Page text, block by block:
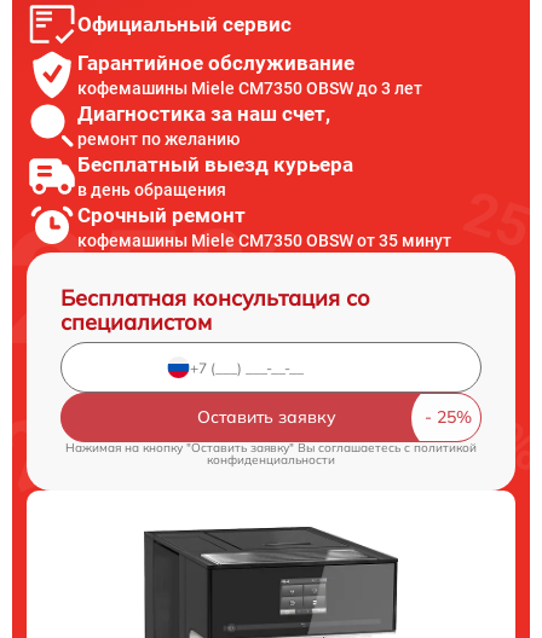
Официальный сервис
Гарантийное обслуживание
кофемашины Miele CM7350 OBSW до 3 лет
Диагностика за наш счет,
ремонт по желанию
Бесплатный выезд курьера
в день обращения
Срочный ремонт
кофемашины Miele CM7350 OBSW от 35 минут
Бесплатная консультация со
специалистом
Оставить заявку
Нажимая на кнопку "Оставить заявку" Вы соглашаетесь cполитикой
конфиденциальности